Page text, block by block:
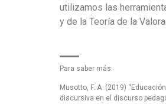
utilizamos las
y de la Teoría de la
Para saber más:
Musotto, F. A. (2019)
discursiva en el discurso